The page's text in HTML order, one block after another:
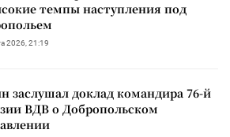
темпы наступления под
2026, 21:19
заслушал доклад командира 76-й
ВДВ о Добропольском